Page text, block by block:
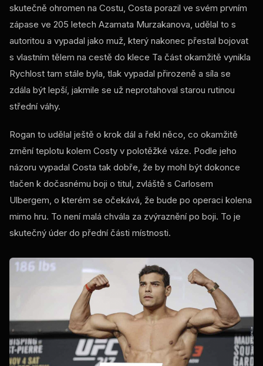
skutečně ohromen na Costu, Costa porazil ve svém prvním
zápase ve 205 letech Azamata Murzakanova, udělal to s
autoritou a vypadal jako muž, který nakonec přestal bojovat
s vlastním tělem na cestě do klece Ta část okamžitě vynikla
Rychlost tam stále byla, tlak vypadal přirozeně a síla se
zdála být lepší, jakmile se už neprotahoval starou rutinou
střední váhy.
Rogan to udělal ještě o krok dál a řekl něco, co okamžitě
změní teplotu kolem Costy v polotěžké váze. Podle jeho
názoru vypadal Costa tak dobře, že by mohl být dokonce
tlačen k dočasnému boji o titul, zvláště s Carlosem
Ulbergem, o kterém se očekává, že bude po operaci kolena
mimo hru. To není malá chvála za zvýraznění po boji. To je
skutečný úder do přední části místnosti.